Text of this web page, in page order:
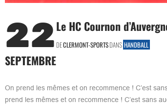
22
SEPTEMBRE
Le HC Cournon
DECLERMONT-SPORTSDANS HANDBALL
On prend les mêmes et on recommence ! C’est
prend les mêmes et on recommence ! C’est sans